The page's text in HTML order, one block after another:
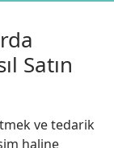
Satın
ve tedarik
haline